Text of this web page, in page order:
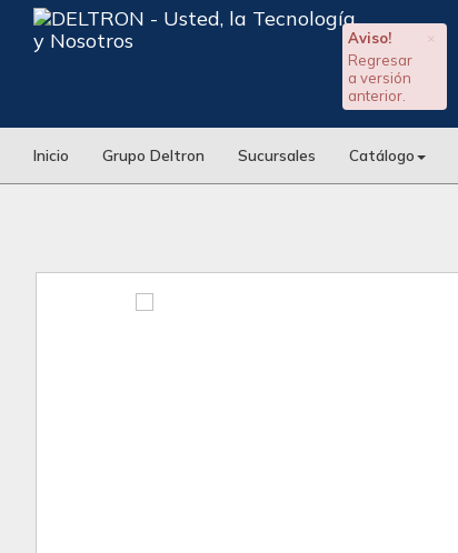
×
Aviso!
Regresar
a versión
anterior.
Inicio Grupo Deltron Sucursales Catálogo